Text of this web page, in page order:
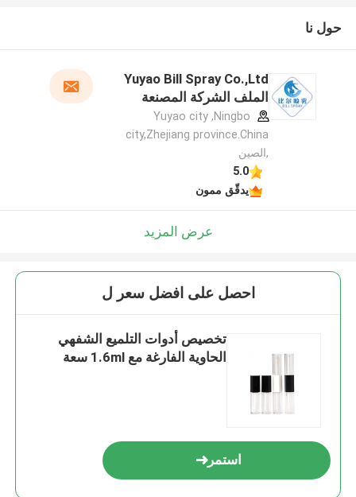
حول نا
Yuyao Bill Spray Co.,Ltd
الملف الشركة المصنعة
Yuyao city ,Ningbo
city,Zhejiang province.China
,الصين
5.0
يدقّق ممون
عرض المزيد
احصل على افضل سعر ل
تخصيص أدوات التلميع الشفهي
الحاوية الفارغة مع 1.6ml سعة
استمر